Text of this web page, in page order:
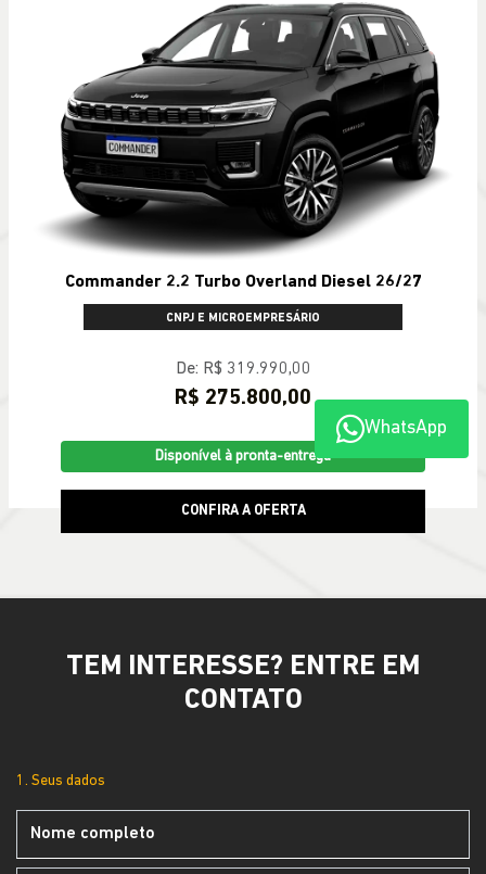
Commander 2.2 Turbo Overland Diesel 26/27
CNPJ E MICROEMPRESÁRIO
De: R$ 319.990,00
R$ 275.800,00
Disponível à pronta-entrega
CONFIRA A OFERTA
TEM INTERESSE? ENTRE EM
CONTATO
1. Seus dados
WhatsApp